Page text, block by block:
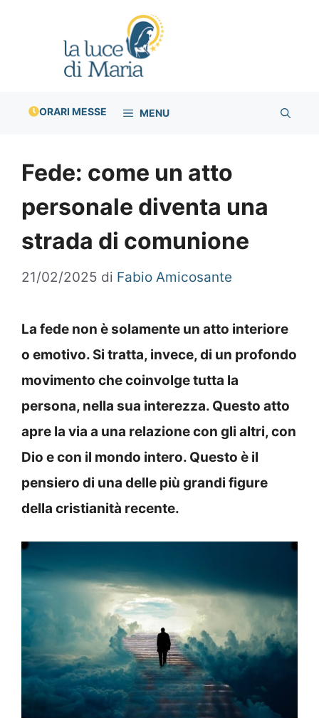
ORARI MESSE MENU
Fede: come un atto
personale diventa una
strada di comunione
21/02/2025 di Fabio Amicosante
La fede non è solamente un atto interiore
o emotivo. Si tratta, invece, di un profondo
movimento che coinvolge tutta la
persona, nella sua interezza. Questo atto
apre la via a una relazione con gli altri, con
Dio e con il mondo intero. Questo è il
pensiero di una delle più grandi figure
della cristianità recente.